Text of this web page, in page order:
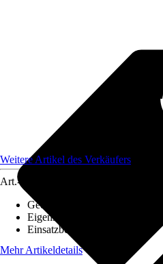
Weitere Artikel des Verkäufers
Art.-Nr.
Geeignet für Untergrund
Eigenschaften
Rückstandslos
Einsatzbereich
Mehr Artikeldetails